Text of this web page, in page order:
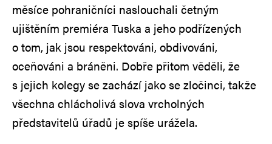
měsíce pohraničníci naslouchali četným
ujištěním premiéra Tuska a jeho podřízených
o tom, jak jsou respektováni, obdivováni,
oceňováni a bráněni. Dobře přitom věděli, že
s jejich kolegy se zachází jako se zločinci, takže
všechna chlácholivá slova vrcholných
představitelů úřadů je spíše urážela.